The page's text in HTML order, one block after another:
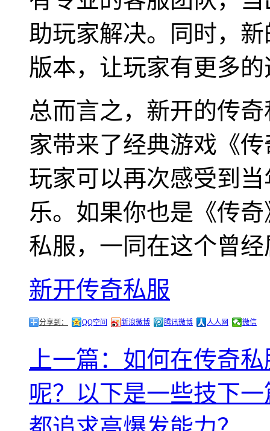
助玩家解决。同时，
版本，让玩家有更多
总而言之，新开的传
家带来了经典游戏《
玩家可以再次感受到
乐。如果你也是《传
私服，一同在这个曾
新开传奇私服
分享到： QQ空间 新浪微博 腾讯微博 人人网 微信
上一篇：如何在传奇
呢？以下是一些技下